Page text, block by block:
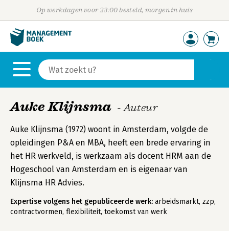
Op werkdagen voor 23:00 besteld, morgen in huis
Auke Klijnsma - Auteur
Auke Klijnsma (1972) woont in Amsterdam, volgde de
opleidingen P&A en MBA, heeft een brede ervaring in
het HR werkveld, is werkzaam als docent HRM aan de
Hogeschool van Amsterdam en is eigenaar van
Klijnsma HR Advies.
Expertise volgens het gepubliceerde werk: arbeidsmarkt, zzp,
contractvormen, flexibiliteit, toekomst van werk